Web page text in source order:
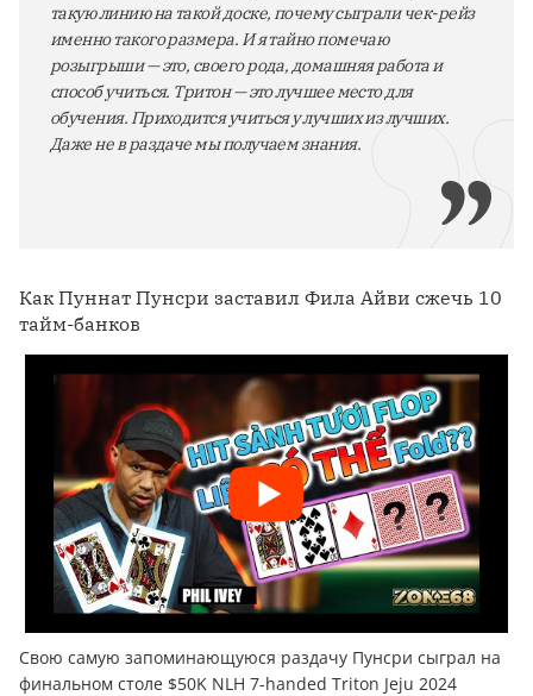
такую линию на такой доске, почему сыграли чек-рейз
именно такого размера. И я тайно помечаю
розыгрыши — это, своего рода, домашняя работа и
способ учиться. Тритон — это лучшее место для
обучения. Приходится учиться у лучших из лучших.
Даже не в раздаче мы получаем знания.
Как Пуннат Пунсри заставил Фила Айви сжечь 10
тайм-банков
Свою самую запоминающуюся раздачу Пунсри сыграл на
финальном столе $50K NLH 7-handed Triton Jeju 2024